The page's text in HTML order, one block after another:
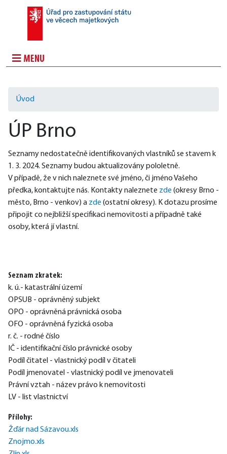
MENU
Úvod
ÚP Brno
Seznamy nedostatečně identifikovaných vlastníků se stavem k
1. 3. 2024. Seznamy budou aktualizovány pololetně.
V případě, že v nich naleznete své jméno, či jméno Vašeho
předka, kontaktujte nás. ​Kontakty naleznete zde (okresy Brno -
město, Brno - venkov) a zde (ostatní okresy). K dotazu prosíme
připojit co nejbližší specifikaci nemovitosti a případně také
osoby, která jí vlastní.
Seznam zkratek:
k. ú.- katastrální území
OPSUB - oprávněný subjekt
OPO - oprávněná právnická osoba
OFO - oprávněná fyzická osoba
r. č. - rodné číslo
IČ - identifikační číslo právnické osoby
Podíl čitatel - vlastnický podíl v čitateli
Podíl jmenovatel - vlastnický podíl ve jmenovateli
Právní vztah - název právo k nemovitosti
LV - list vlastnictví
Přílohy:
Žďár nad Sázavou.xls
Znojmo.xls